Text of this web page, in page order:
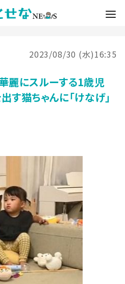
2023/08/30 (水)16:35
麗にスルーする1歳児
す猫ちゃんに「けなげ」